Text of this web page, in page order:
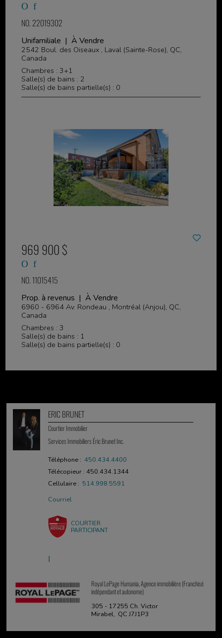
NO. 22019302
Unifamiliale | À Vendre
2542 Boul. des Oiseaux , Laval (Sainte-Rose), QC,
Canada
Chambres : 3+1
Salle(s) de bains : 2
Salle(s) de bains partielle(s) : 0
969 900 $
NO. 11015415
Prop. à revenus | À Vendre
6960 - 6964 Av. Rondeau , Montréal (Anjou), QC,
Canada
Chambres : 3
Salle(s) de bains : 1
Salle(s) de bains partielle(s) : 0
ERIC BRUNET
Courtier Immobilier
Services Immobiliers Éric Brunet Inc.
Téléphone :450.434.4400
Télécopieur : 450.434.1344
Cellulaire : 514.998.5591
Courriel
COURTIER
PARTICIPANT
Royal LePage Humania, Agence immobilière (Franchisé
indépendant et autonome)
305 - 17255 Ch. Victor
Mirabel, QC J7J1P3